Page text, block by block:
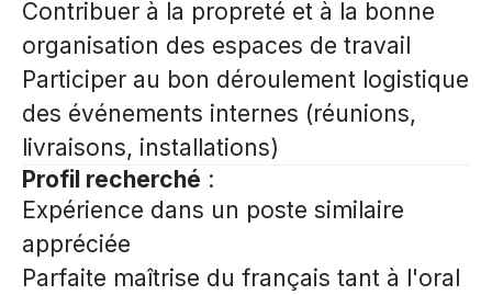
Contribuer à la propreté et à la bonne
organisation des espaces de travail
Participer au bon déroulement logistique
des événements internes (réunions,
livraisons, installations)
Profil recherché :
Expérience dans un poste similaire
appréciée
Parfaite maîtrise du français tant à l'oral